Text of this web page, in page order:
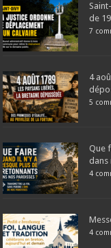
de
7
4
5
Que
dans
4
4